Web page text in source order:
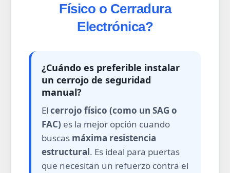
Físico o Cerradura
Electrónica?
¿Cuándo es preferible instalar
un cerrojo de seguridad
manual?
El cerrojo físico (como un SAG o
FAC) es la mejor opción cuando
buscas máxima resistencia
estructural. Es ideal para puertas
que necesitan un refuerzo contra el